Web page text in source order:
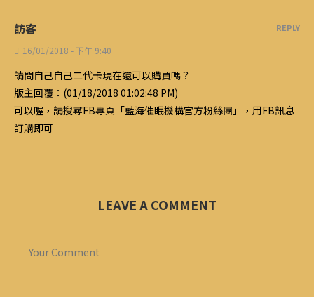
訪客
16/01/2018 - 下午 9:40
請問自己自己二代卡現在還可以購買嗎？
版主回覆：(01/18/2018 01:02:48 PM)
可以喔，請搜尋FB專頁「藍海催眠機構官方粉絲團」，用FB訊息
訂購即可
REPLY
LEAVE A COMMENT